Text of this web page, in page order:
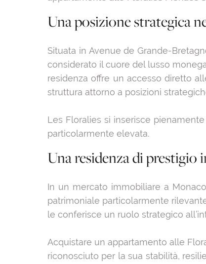
Una posizione strategica
Situata in Avenue de Grande-
considerato il cuore del lusso
residenza offre un accesso diretto
struttura attorno a posizioni
Les Floralies si inserisce
particolarmente elevata.
Una residenza di
In un mercato immobiliare a
patrimoniale particolarmente
le conferisce un ruolo strategico
Acquistare un appartamento alle
riconosciuto per la sua stabilità,